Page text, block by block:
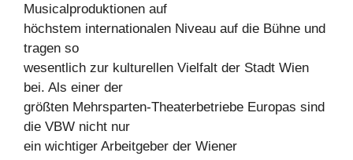
Musicalproduktionen auf
höchstem internationalen Niveau auf die Bühne und
tragen so
wesentlich zur kulturellen Vielfalt der Stadt Wien
bei. Als einer der
größten Mehrsparten-Theaterbetriebe Europas sind
die VBW nicht nur
ein wichtiger Arbeitgeber der Wiener